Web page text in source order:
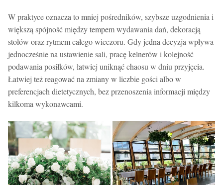
W praktyce oznacza to mniej pośredników, szybsze uzgodnienia i
większą spójność między tempem wydawania dań, dekoracją
stołów oraz rytmem całego wieczoru. Gdy jedna decyzja wpływa
jednocześnie na ustawienie sali, pracę kelnerów i kolejność
podawania posiłków, łatwiej uniknąć chaosu w dniu przyjęcia.
Łatwiej też reagować na zmiany w liczbie gości albo w
preferencjach dietetycznych, bez przenoszenia informacji między
kilkoma wykonawcami.